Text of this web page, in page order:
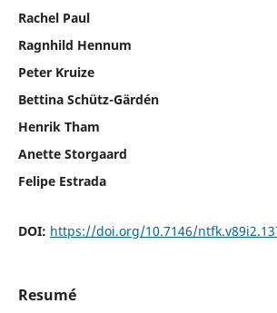
Rachel Paul
Ragnhild Hennum
Peter Kruize
Bettina Schütz-Gärdén
Henrik Tham
Anette Storgaard
Felipe Estrada
DOI: https://doi.org/10.7146/
Resumé